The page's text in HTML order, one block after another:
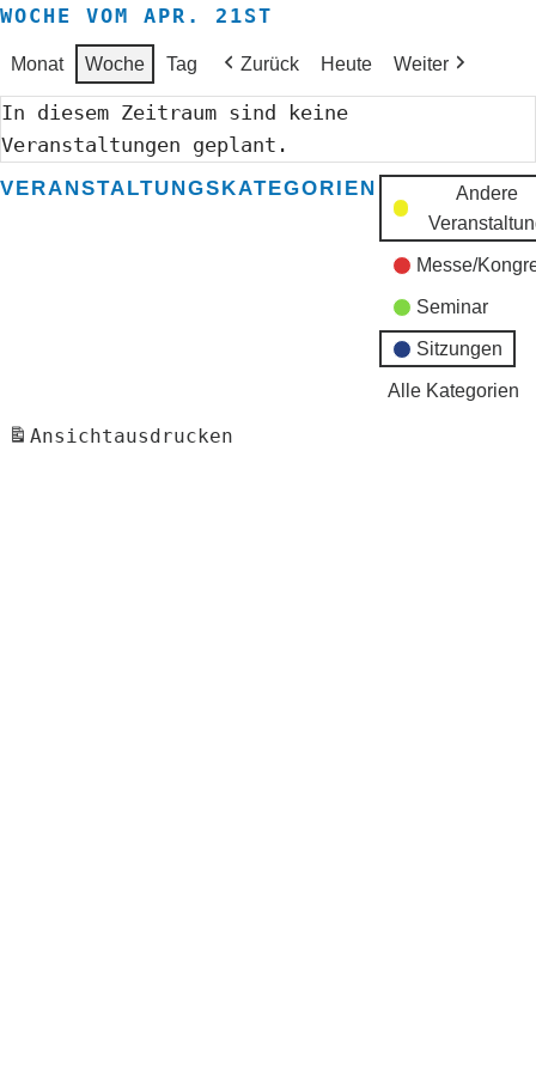
WOCHE VOM APR. 21ST
Monat Woche Tag Zurück Heute Weiter
In diesem Zeitraum sind keine
Veranstaltungen geplant.
VERANSTALTUNGSKATEGORIEN
Andere
Messe/
Seminar
Sitzungen
Alle Kategorien
Ansichtausdrucken